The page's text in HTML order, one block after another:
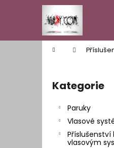
Domů
Přeskočit
kategorie
Kategorie
Paruky
Vlasové
Příslušenství
vlasovým
í
Zpět
do
Zpět
do